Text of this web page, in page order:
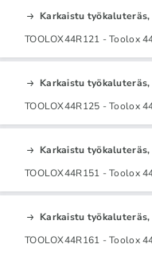
Karkaistu
TOOLOX44R121 - Toolox
Karkaistu
TOOLOX44R125 - Toolox
Karkaistu
TOOLOX44R151 - Toolox
Karkaistu
TOOLOX44R161 - Toolox